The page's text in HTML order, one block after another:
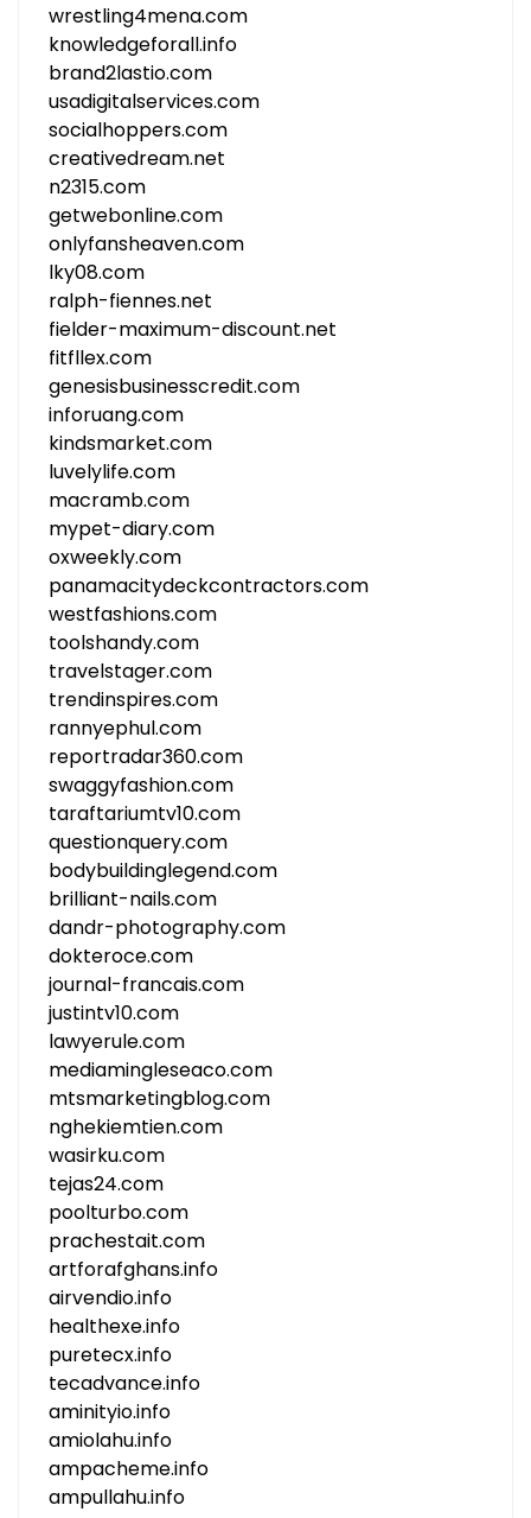
wrestling4mena.com
knowledgeforall.info
brand2lastio.com
usadigitalservices.com
socialhoppers.com
creativedream.net
n2315.com
getwebonline.com
onlyfansheaven.com
lky08.com
ralph-fiennes.net
fielder-maximum-discount.net
fitfllex.com
genesisbusinesscredit.com
inforuang.com
kindsmarket.com
luvelylife.com
macramb.com
mypet-diary.com
oxweekly.com
panamacitydeckcontractors.com
westfashions.com
toolshandy.com
travelstager.com
trendinspires.com
rannyephul.com
reportradar360.com
swaggyfashion.com
taraftariumtv10.com
questionquery.com
bodybuildinglegend.com
brilliant-nails.com
dandr-photography.com
dokteroce.com
journal-francais.com
justintv10.com
lawyerule.com
mediamingleseaco.com
mtsmarketingblog.com
nghekiemtien.com
wasirku.com
tejas24.com
poolturbo.com
prachestait.com
artforafghans.info
airvendio.info
healthexe.info
puretecx.info
tecadvance.info
aminityio.info
amiolahu.info
ampacheme.info
ampullahu.info